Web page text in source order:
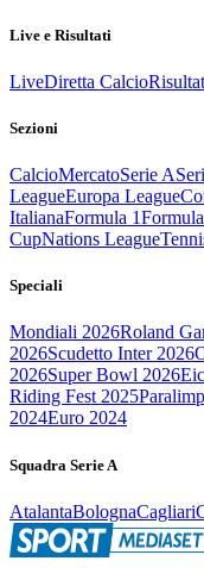
Live e Risultati
LiveDiretta Calcio
Sezioni
CalcioMercatoSerie A
LeagueEuropa League
ItalianaFormula 1
CupNations League
Speciali
Mondiali 2026Roland
2026Scudetto Inter 2026
2026Super Bowl 2026
Riding Fest 2025
2024Euro 2024
Squadra Serie A
AtalantaBolognaCagliari